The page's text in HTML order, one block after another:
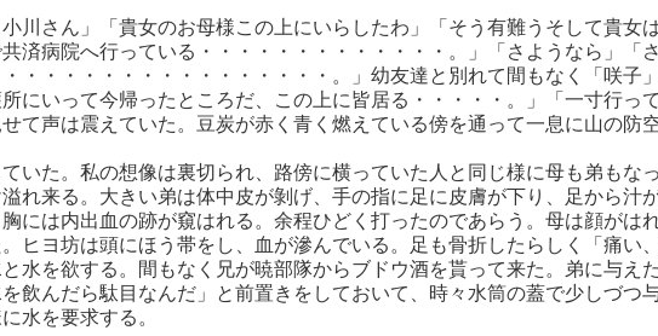
小川さん」「貴女のお母様この上にいらしたわ」「そう有難うそして貴女
済病院へ行っている・・・・・・・・・・・・・。」「さようなら」「
・・・・・・・・・・・・・・・・。」幼友達と別れて間もなく「咲子
所にいって今帰ったところだ、この上に皆居る・・・・・。」「一寸行っ
て声は震えていた。豆炭が赤く青く燃えている傍を通って一息に山の防
いた。私の想像は裏切られ、路傍に横っていた人と同じ様に母も弟もな
れ来る。大きい弟は体中皮が剝げ、手の指に足に皮膚が下り、足から汁
には内出血の跡が窺はれる。余程ひどく打ったのであらう。母は顔がは
ヒヨ坊は頭にほう帯をし、血が滲んでいる。足も骨折したらしく「痛い
水を欲する。間もなく兄が暁部隊からブドウ酒を貰って来た。弟に与え
飲んだら駄目なんだ」と前置きをしておいて、時々水筒の蓋で少しづつ
水を要求する。